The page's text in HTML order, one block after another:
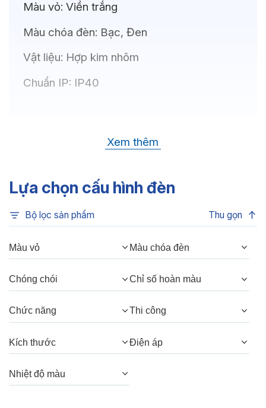
Màu vỏ: Viền trắng
Màu chóa đèn: Bạc, Đen
Vật liệu: Hợp kim nhôm
Chuẩn IP: IP40
OSRAM(GERMANY)
Nhiệt độ màu:6500K, 4000K, 3500K,
3000K, 3CCT
Chỉ số hoàn màu:
Quang thông:
1650lm(C), 1650lm(N),
Góc chiếu:38° (Honeycomb), 38°, 24°
(Honeycomb), 24°
Thông số Điện & Lắp đặt
Công suất:
Xem thêm
Lựa chọn cấu hình đèn
Bộ lọc sản phẩm Thu gọn
Màu vỏ Màu chóa đèn
Chóng chói Chỉ số hoàn màu
Chức năng Thi công
Kích thước Điện áp
Nhiệt độ màu